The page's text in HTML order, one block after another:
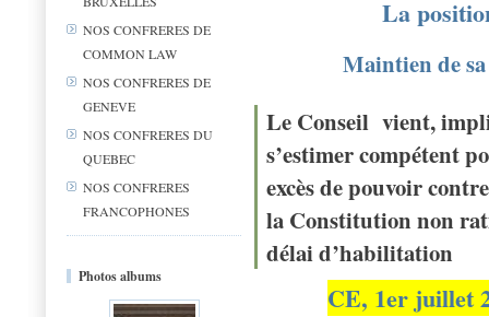
NOS CONFRERES DE
COMMON LAW
NOS CONFRERES DE
GENEVE
NOS CONFRERES DU
QUEBEC
NOS CONFRERES
FRANCOPHONES
Photos albums
La
Maintien de
Le Conseil vient,
s’estimer compétent
excès de pouvoir
la Constitution non
délai d’habilitation
CE, 1er juillet